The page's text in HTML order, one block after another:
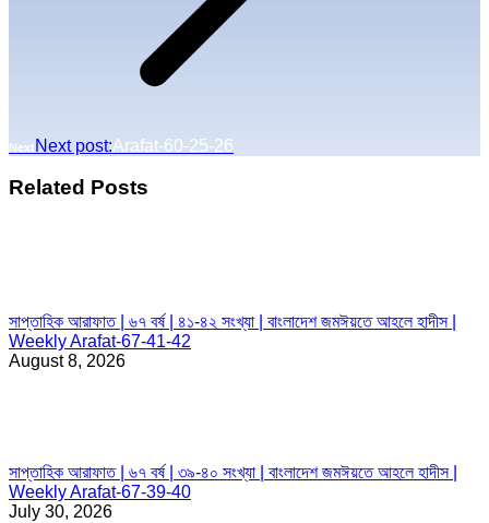
Next Next post:Arafat-60-25-26
Related Posts
সাপ্তাহিক আরাফাত | ৬৭ বর্ষ | ৪১-৪২ সংখ্যা | বাংলাদেশ জমঈয়তে আহলে হাদীস |
Weekly Arafat-67-41-42
August 8, 2026
সাপ্তাহিক আরাফাত | ৬৭ বর্ষ | ৩৯-৪০ সংখ্যা | বাংলাদেশ জমঈয়তে আহলে হাদীস |
Weekly Arafat-67-39-40
July 30, 2026